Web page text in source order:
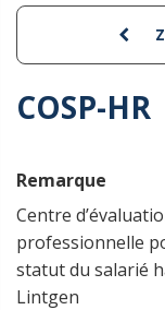
COSP-HR
Remarque
Centre
professionnelle
statut du salarié
Lintgen